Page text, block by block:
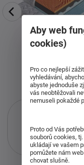
Pouze
Více
Aby web
cookies)
Pro co nejlepší
vyhledávání,
abyste jednoduše
vás neobtěžovali
nemuseli pokaždé
Proto od Vás
souborů cookies,
ukládají ve vašem
pomůžete nám
chovat slušně.